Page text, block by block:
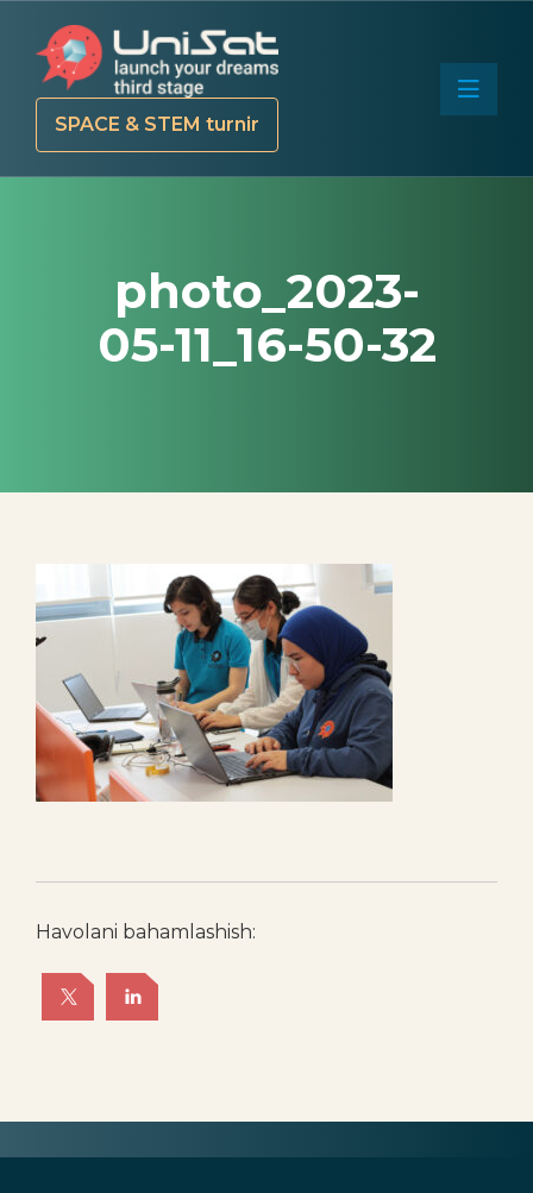
SPACE & STEM turnir
photo_2023-
05-11_16-50-32
Havolani bahamlashish: